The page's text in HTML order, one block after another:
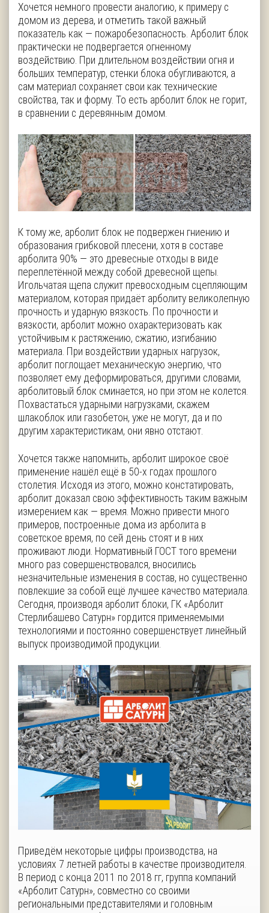
Хочется немного провести аналогию, к примеру с
домом из дерева, и отметить такой важный
показатель как — пожаробезопасность. Арболит блок
практически не подвергается огненному
воздействию. При длительном воздействии огня и
больших температур, стенки блока обугливаются, а
сам материал сохраняет свои как технические
свойства, так и форму. То есть арболит блок не горит,
в сравнении с деревянным домом.
К тому же, арболит блок не подвержен гниению и
образования грибковой плесени, хотя в составе
арболита 90% — это древесные отходы в виде
переплетённой между собой древесной щепы.
Игольчатая щепа служит превосходным сцепляющим
материалом, которая придаёт арболиту великолепную
прочность и ударную вязкость. По прочности и
вязкости, арболит можно охарактеризовать как
устойчивым к растяжению, сжатию, изгибанию
материала. При воздействии ударных нагрузок,
арболит поглощает механическую энергию, что
позволяет ему деформироваться, другими словами,
арболитовый блок сминается, но при этом не колется.
Похвастаться ударными нагрузками, скажем
шлакоблок или газобетон, уже не могут, да и по
другим характеристикам, они явно отстают.
Хочется также напомнить, арболит широкое своё
применение нашёл ещё в 50-х годах прошлого
столетия. Исходя из этого, можно констатировать,
арболит доказал свою эффективность таким важным
измерением как — время. Можно привести много
примеров, построенные дома из арболита в
советское время, по сей день стоят и в них
проживают люди. Нормативный ГОСТ того времени
много раз совершенствовался, вносились
незначительные изменения в состав, но существенно
повлекшие за собой ещё лучшее качество материала.
Сегодня, производя арболит блоки, ГК «Арболит
Стерлибашево Сатурн» гордится применяемыми
технологиями и постоянно совершенствует линейный
выпуск производимой продукции.
Приведём некоторые цифры производства, на
условиях 7 летней работы в качестве производителя.
В период с конца 2011 по 2018 гг, группа компаний
«Арболит Сатурн», совместно со своими
региональными представителями и головным